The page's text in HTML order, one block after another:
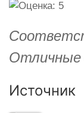
Отличные
Источник